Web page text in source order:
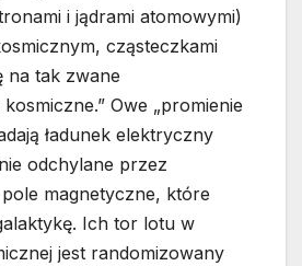
i jądrami atomowymi)
cząsteczkami
na tak zwane
Owe „promienie
ładunek elektryczny
odchylane przez
magnetyczne, które
Ich tor lotu w
jest randomizowany